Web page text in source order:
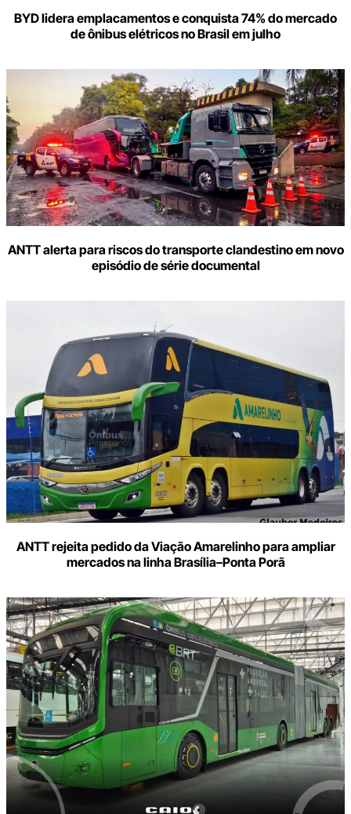
BYD lidera emplacamentos e conquista 74% do mercado
de ônibus elétricos no Brasil em julho
ANTT alerta para riscos do transporte clandestino em novo
episódio de série documental
ANTT rejeita pedido da Viação Amarelinho para ampliar
mercados na linha Brasília–Ponta Porã